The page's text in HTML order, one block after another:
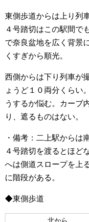
東側歩道からは上り列
４号踏切はこの駅間で
で奈良盆地を広く背景
くすぎから順光。
西側からは下り列車が
ょうど１０両分くらい
うするか悩む。カーブ
り、遮るものはない。
・備考：二上駅からは
４号踏切を渡るとほど
へは側道スロープを上
に階段がある。
◆東側歩道